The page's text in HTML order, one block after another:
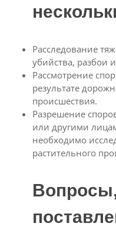
Расследование
убийства, разбои
Рассмотрение
результате
происшествия.
Разрешение
или другими
необходимо
растительного